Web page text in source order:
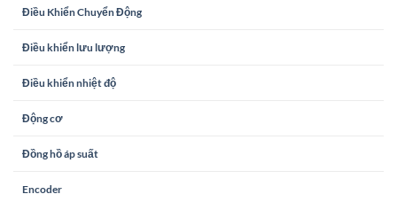
Điều Khiển Chuyển Động
Điều khiển lưu lượng
Điều khiển nhiệt độ
Động cơ
Đồng hồ áp suất
Encoder